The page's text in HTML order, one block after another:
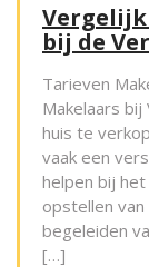
bij de
Tarieven
Makelaars
huis te
vaak een
helpen bij
opstellen
begeleiden
[…]